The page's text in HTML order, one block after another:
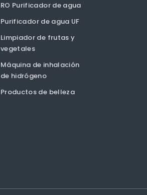
RO Purificador de agua
Purificador de agua UF
Limpiador de frutas y
vegetales
Máquina de inhalación
de hidrógeno
Productos de belleza